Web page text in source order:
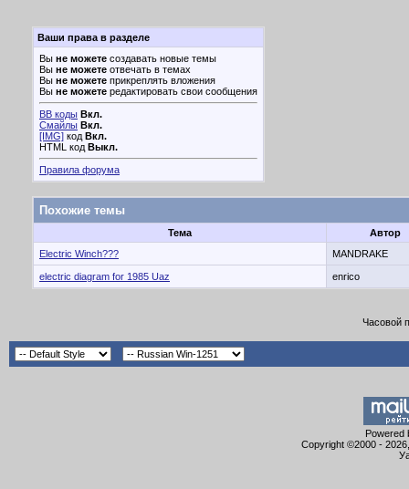
Ваши права в разделе
Вы не можете создавать новые темы
Вы не можете отвечать в темах
Вы не можете прикреплять вложения
Вы не можете редактировать свои сообщения
BB коды Вкл.
Смайлы Вкл.
[IMG] код Вкл.
HTML код Выкл.
Правила форума
Похожие темы
Тема
Автор
Electric Winch???
MANDRAKE
electric diagram for 1985 Uaz enrico
Часовой
Powered
Copyright ©2000 -